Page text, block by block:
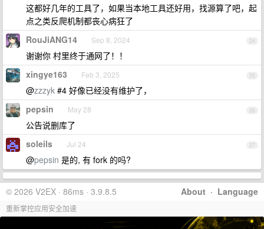
这都好几年的工具了，如果当本地工具还好用，找源算了吧，起
点之类反爬机制都丧心病狂了
24
RouJiANG14 Sep 8, 2024
谢谢你 村里终于通网了！！
25
xingye163 Feb 3, 2025
@zzzyk #4 好像已经没有维护了，
26
pepsin May 28
公告说删库了
27
soleils Jul 24
@pepsin 是的, 有 fork 的吗?
About · Language
© 2026 V2EX · 86ms · 3.9.8.5
重新掌控应用安全加速